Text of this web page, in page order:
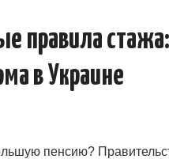
правила
в Украине
пенсию?